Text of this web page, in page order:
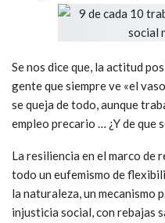
Se nos dice que, la actitud
gente que siempre ve «el
se queja de todo, aunque
empleo precario … ¿Y de que
La resiliencia en el marco de
todo un eufemismo de
la naturaleza, un
injusticia social, con rebajas